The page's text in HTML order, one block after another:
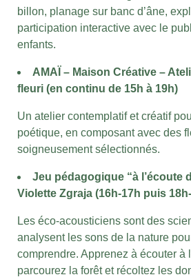
billon, planage sur banc d’âne,
participation interactive avec le
enfants.
AMAÏ – Maison Créative –
fleuri (en continu de 15h à 19h)
Un atelier contemplatif et créatif
poétique, en composant avec des
soigneusement sélectionnés.
Jeu pédagogique “à l’écoute
Violette Zgraja (16h-17h puis
Les éco-acousticiens sont des
analysent les sons de la nature
comprendre. Apprenez à écouter à
parcourez la forêt et récoltez les